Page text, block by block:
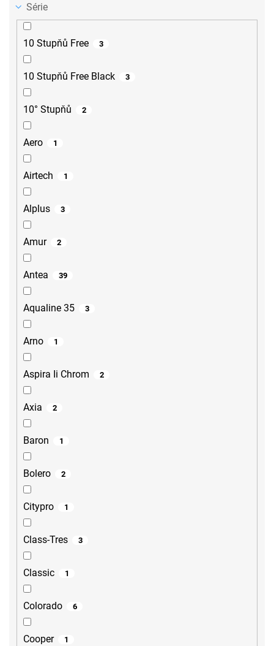
Série
10 Stupňů Free 3
10 Stupňů Free Black 3
10° Stupňů 2
Aero 1
Airtech 1
Alplus 3
Amur 2
Antea 39
Aqualine 35 3
Arno 1
Aspira Ii Chrom 2
Axia 2
Baron 1
Bolero 2
Citypro 1
Class-Tres 3
Classic 1
Colorado 6
Cooper 1